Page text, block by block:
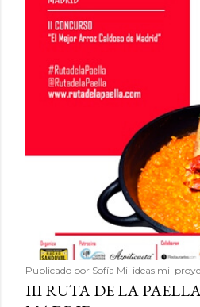
Publicado por Sofía Mil ideas mil
III RUTA DE LA